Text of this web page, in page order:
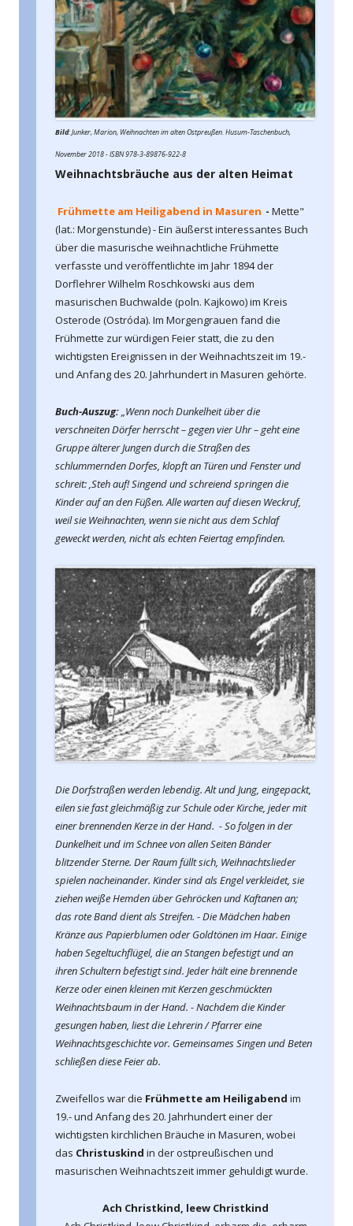
Bild: Junker, Marion, Weihnachten im alten Ostpreußen. Husum-Taschenbuch,
November 2018 - ISBN 978-3-89876-922-8
Weihnachtsbräuche aus der alten Heimat
Frühmette am Heiligabend in Masuren -Mette"
(lat.: Morgenstunde) - Ein äußerst interessantes Buch
über die masurische weihnachtliche Frühmette
verfasste und veröffentlichte im Jahr 1894 der
Dorflehrer Wilhelm Roschkowski aus dem
masurischen Buchwalde (poln. Kajkowo) im Kreis
Osterode (Ostróda). Im Morgengrauen fand die
Frühmette zur würdigen Feier statt, die zu den
wichtigsten Ereignissen in der Weihnachtszeit im 19.-
und Anfang des 20. Jahrhundert in Masuren gehörte.
Buch-Auszug:„Wenn noch Dunkelheit über die
verschneiten Dörfer herrscht – gegen vier Uhr – geht eine
Gruppe älterer Jungen durch die Straßen des
schlummernden Dorfes, klopft an Türen und Fenster und
schreit: ‚Steh auf! Singend und schreiend springen die
Kinder auf an den Füßen. Alle warten auf diesen Weckruf,
weil sie Weihnachten, wenn sie nicht aus dem Schlaf
geweckt werden, nicht als echten Feiertag empfinden.
Die Dorfstraßen werden lebendig. Alt und Jung, eingepackt,
eilen sie fast gleichmäßig zur Schule oder Kirche, jeder mit
einer brennenden Kerze in der Hand. - So folgen in der
Dunkelheit und im Schnee von allen Seiten Bänder
blitzender Sterne. Der Raum füllt sich, Weihnachtslieder
spielen nacheinander. Kinder sind als Engel verkleidet, sie
ziehen weiße Hemden über Gehröcken und Kaftanen an;
das rote Band dient als Streifen. - Die Mädchen haben
Kränze aus Papierblumen oder Goldtönen im Haar. Einige
haben Segeltuchflügel, die an Stangen befestigt und an
ihren Schultern befestigt sind. Jeder hält eine brennende
Kerze oder einen kleinen mit Kerzen geschmückten
Weihnachtsbaum in der Hand. - Nachdem die Kinder
gesungen haben, liest die Lehrerin / Pfarrer eine
Weihnachtsgeschichte vor. Gemeinsames Singen und Beten
schließen diese Feier ab.
Zweifellos war die Frühmette am Heiligabend im
19.- und Anfang des 20. Jahrhundert einer der
wichtigsten kirchlichen Bräuche in Masuren, wobei
das Christuskind in der ostpreußischen und
masurischen Weihnachtszeit immer gehuldigt wurde.
Ach Christkind, leew Christkind